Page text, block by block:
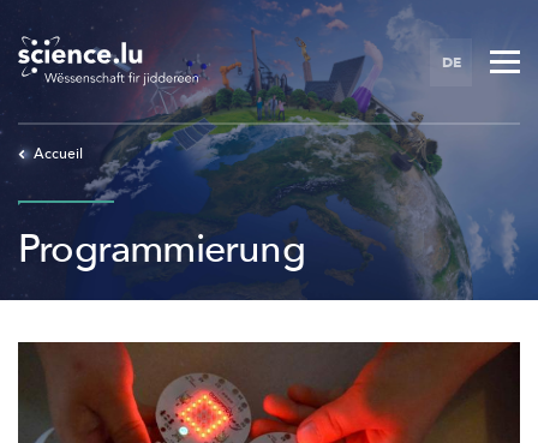
main
content
DE
Accueil
Programmierung